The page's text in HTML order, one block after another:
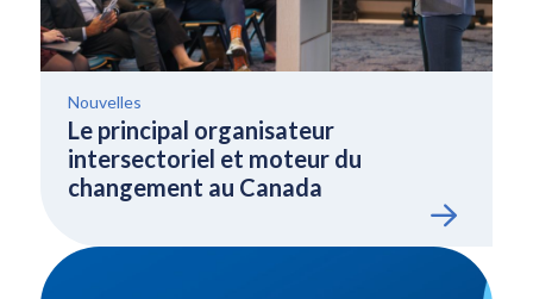
Nouvelles
Le principal organisateur
intersectoriel et moteur du
changement au Canada